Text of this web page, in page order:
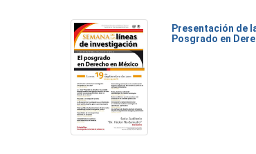
Presentación de
Posgrado en